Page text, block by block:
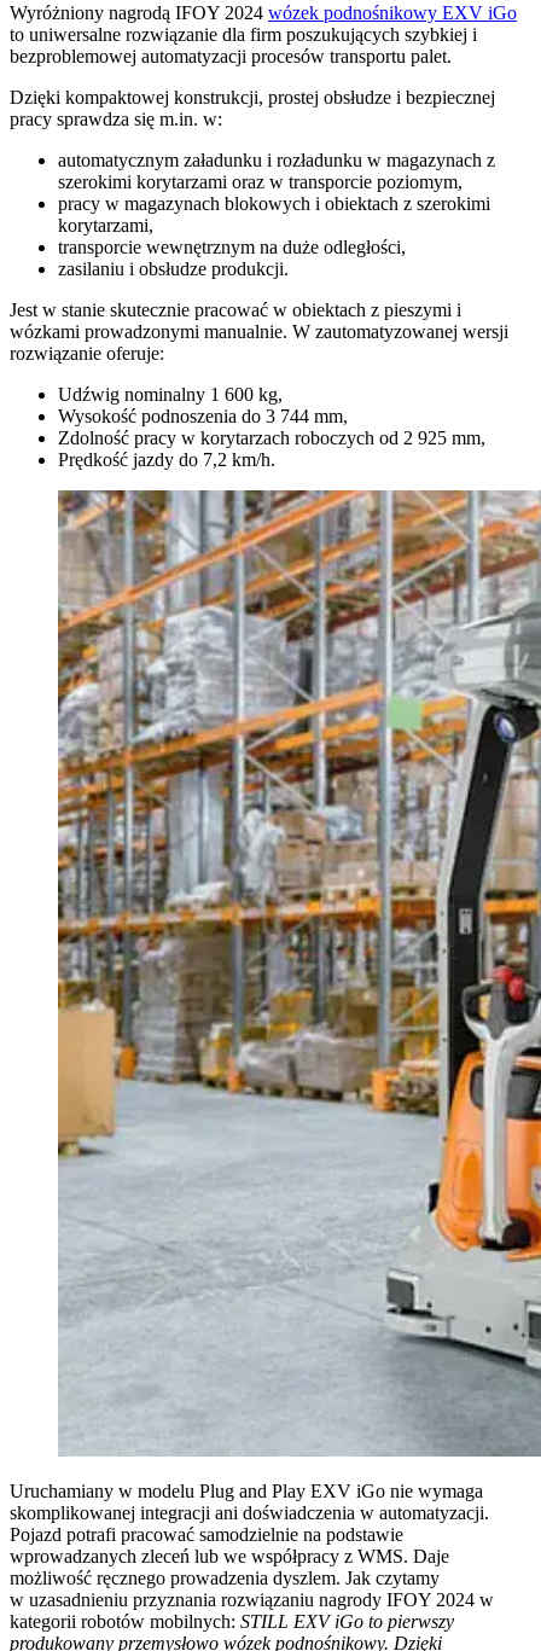
Wyróżniony nagrodą IFOY 2024 wózek podnośnikowy EXV iGo
to uniwersalne rozwiązanie dla firm poszukujących szybkiej i
bezproblemowej automatyzacji procesów transportu palet.
Dzięki kompaktowej konstrukcji, prostej obsłudze i bezpiecznej
pracy sprawdza się m.in. w:
automatycznym załadunku i rozładunku w magazynach z
szerokimi korytarzami oraz w transporcie poziomym,
pracy w magazynach blokowych i obiektach z szerokimi
korytarzami,
transporcie wewnętrznym na duże odległości,
zasilaniu i obsłudze produkcji.
Jest w stanie skutecznie pracować w obiektach z pieszymi i
wózkami prowadzonymi manualnie. W zautomatyzowanej wersji
rozwiązanie oferuje:
Udźwig nominalny 1 600 kg,
Wysokość podnoszenia do 3 744 mm,
Zdolność pracy w korytarzach roboczych od 2 925 mm,
Prędkość jazdy do 7,2 km/h.
Uruchamiany w modelu Plug and Play EXV iGo nie wymaga
skomplikowanej integracji ani doświadczenia w automatyzacji.
Pojazd potrafi pracować samodzielnie na podstawie
wprowadzanych zleceń lub we współpracy z WMS. Daje
możliwość ręcznego prowadzenia dyszlem. Jak czytamy
w uzasadnieniu przyznania rozwiązaniu nagrody IFOY 2024 w
kategorii robotów mobilnych: STILL EXV iGo to pierwszy
produkowany przemysłowo wózek podnośnikowy. Dzięki